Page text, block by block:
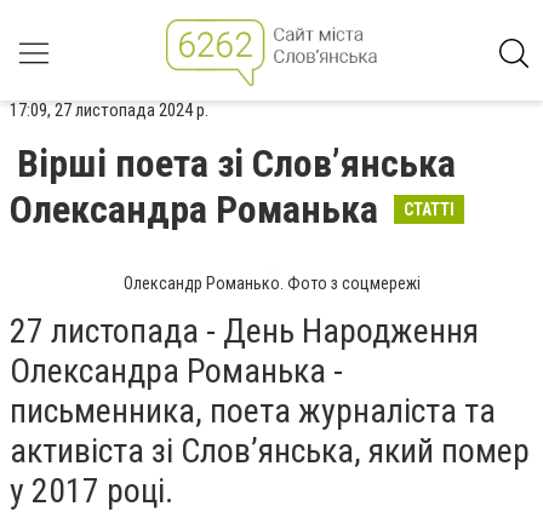
17:09, 27 листопада 2024 р.
Вірші поета зі Слов’янська
Олександра Романька
СТАТТІ
Олександр Романько. Фото з соцмережі
27 листопада - День Народження
Олександра Романька -
письменника, поета журналіста та
активіста зі Слов’янська, який помер
у 2017 році.